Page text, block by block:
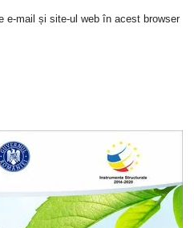
e-mail și site-ul web în acest browser